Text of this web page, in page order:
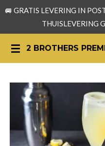
Ga
de
hoofdinhoud
🚐 GRATIS LEVERING IN
THUISLEVERING